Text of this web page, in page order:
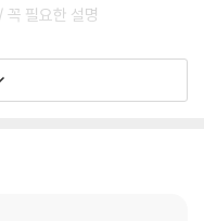
필요한 설명
된 거룩
의 법과 율법 사랑 / 동기를